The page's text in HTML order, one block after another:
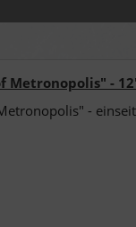
Metronopolis" -
-